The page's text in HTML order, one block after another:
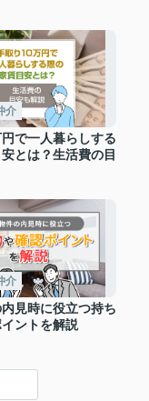
介
で一人暮らしする
とは？生活費の目
介
見時に役立つ持ち
ントを解説